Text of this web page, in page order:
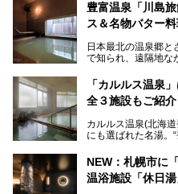
───
提供元：株式会社バ
この記事は株式会社
に特効があると言わ
目的で多くの人々が
地体験し、独自の視
ート。温泉地概要や
豊富温泉「川島
ス＆名物バター
日本最北の温泉郷と
で知られ、遠隔地な
「川島旅館」は、
館。とりわけ温泉の
の温泉や料理をはじ
全貌を徹底的にご紹
「カルルス温泉
全３施設もご紹介
カルルス温泉(北海
にも選ばれた名湯。
豊かな登別温泉とは
残る閑静な温泉地で
NEW：札幌市に
温浴施設「休日